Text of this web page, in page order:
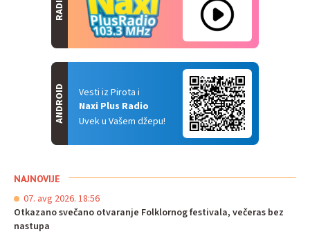
RADIO
Vesti iz Pirota i
Naxi Plus Radio
Uvek u Vašem džepu!
ANDROID
NAJNOVIJE
07. avg 2026. 18:56
Otkazano svečano otvaranje Folklornog festivala, večeras bez
nastupa